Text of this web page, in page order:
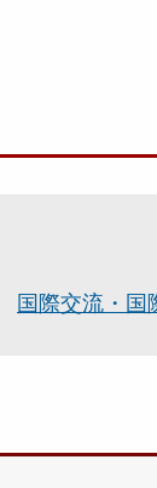
国際交流・国